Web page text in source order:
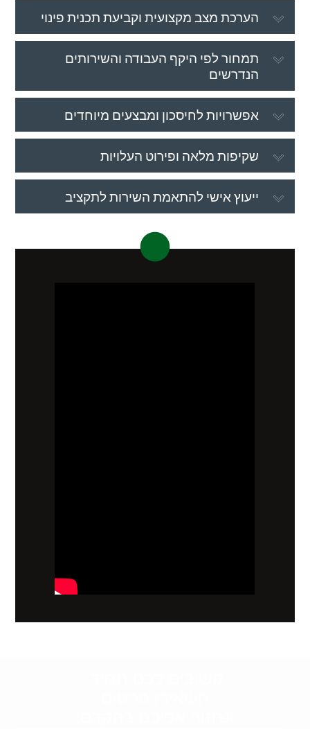
הערכת מצב מקצועית וקביעת תכנית פינוי
תמחור לפי היקף העבודה והשירותים
הנדרשים
אפשרויות לחיסכון ומבצעים מיוחדים
שקיפות מלאה ופירוט העלויות
ייעוץ אישי להתאמת השירות לתקציב